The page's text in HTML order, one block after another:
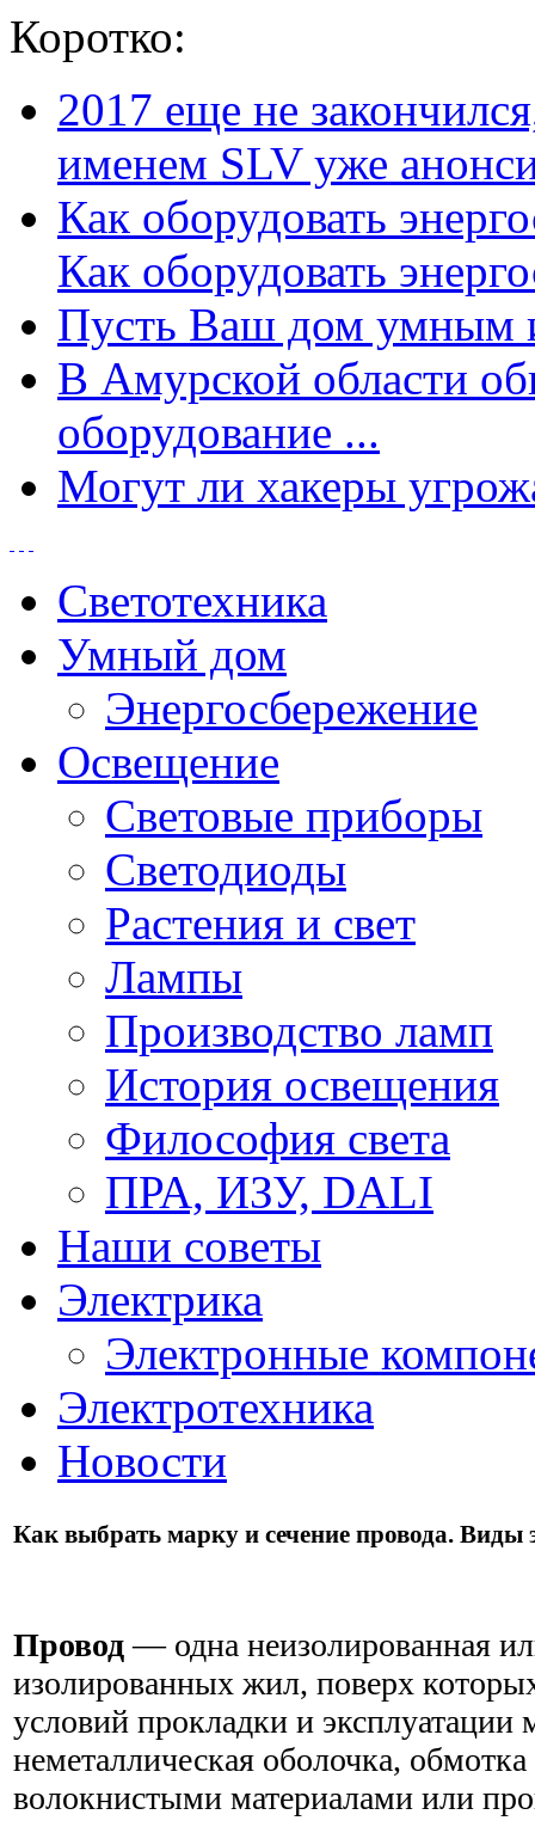
Коротко:
2017 еще не
именем SLV уже
Как оборудовать
Как оборудовать
Пусть Ваш дом умным
В Амурской области
оборудование ...
Могут ли хакеры
Светотехника
Умный дом
Энергосбережение
Освещение
Световые приборы
Светодиоды
Растения и свет
Лампы
Производство ламп
История освещения
Философия света
ПРА, ИЗУ, DALI
Наши советы
Электрика
Электронные
Электротехника
Новости
Как выбрать марку и сечение провода. Виды
Провод— одна неизолированная
изолированных жил, поверх
условий прокладки и эксплуатации
неметаллическая оболочка,
волокнистыми материалами или